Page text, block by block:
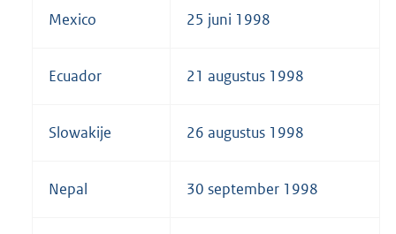
Mexico 25 juni 1998
Ecuador 21 augustus 1998
Slowakije 26 augustus 1998
Nepal 30 september 1998